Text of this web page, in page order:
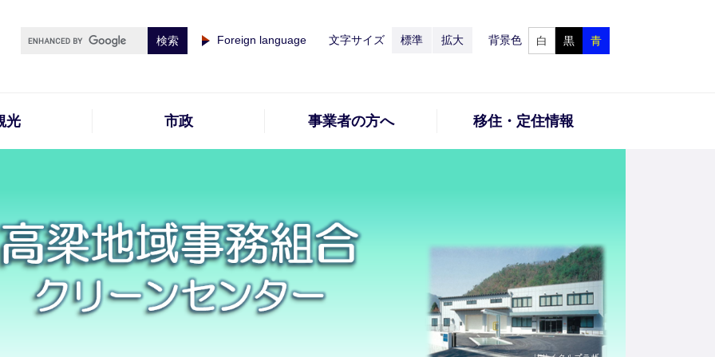
Foreign language 文字サイズ 標準 拡大 背景色 白 黒 青
光 市政 事業者の方へ 移住・定住情報